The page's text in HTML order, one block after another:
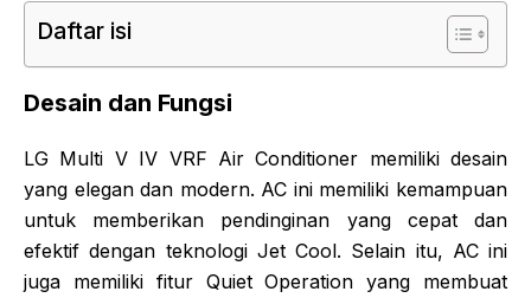
Daftar isi
Desain dan Fungsi
LG Multi V IV VRF Air Conditioner memiliki desain
yang elegan dan modern. AC ini memiliki kemampuan
untuk memberikan pendinginan yang cepat dan
efektif dengan teknologi Jet Cool. Selain itu, AC ini
juga memiliki fitur Quiet Operation yang membuat